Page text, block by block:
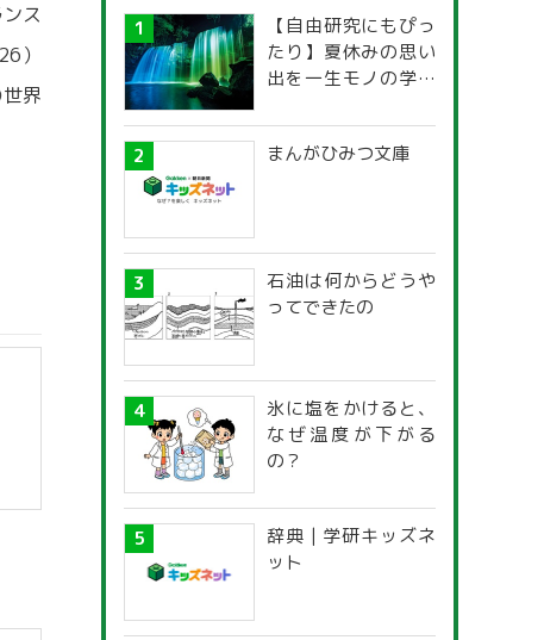
ス
26）
界
【自由研究にもぴっ
たり】夏休みの思い
出を一生モノの学び
探究ガイド
まんがひみつ文庫
石油は何からどうや
ってできたの
氷に塩をかけると、
なぜ温度が下がる
の？
辞典 | 学研キッズネ
ット